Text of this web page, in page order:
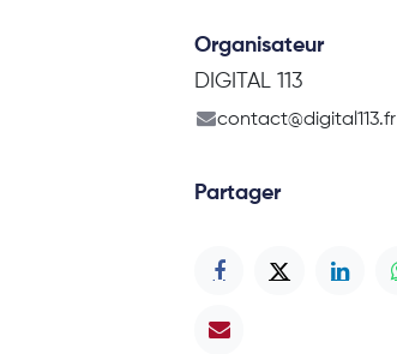
Organisateur
DIGITAL 113
contact@digital113.fr
Partager